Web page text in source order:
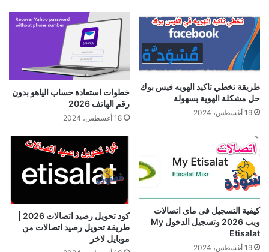
طريقة تخطي تاكيد الهويه فيس بوك
حل مشكلة الهوية بسهولة
19 أغسطس، 2024
خطوات استعادة حساب الياهو بدون
رقم الهاتف 2026
18 أغسطس، 2024
كيفية التسجيل فى ماى اتصالات
ويب 2026 وتسجيل الدخول My
Etisalat
19 أغسطس، 2024
طريقة تحويل رصيد اتصالات من
موبايل لاخر